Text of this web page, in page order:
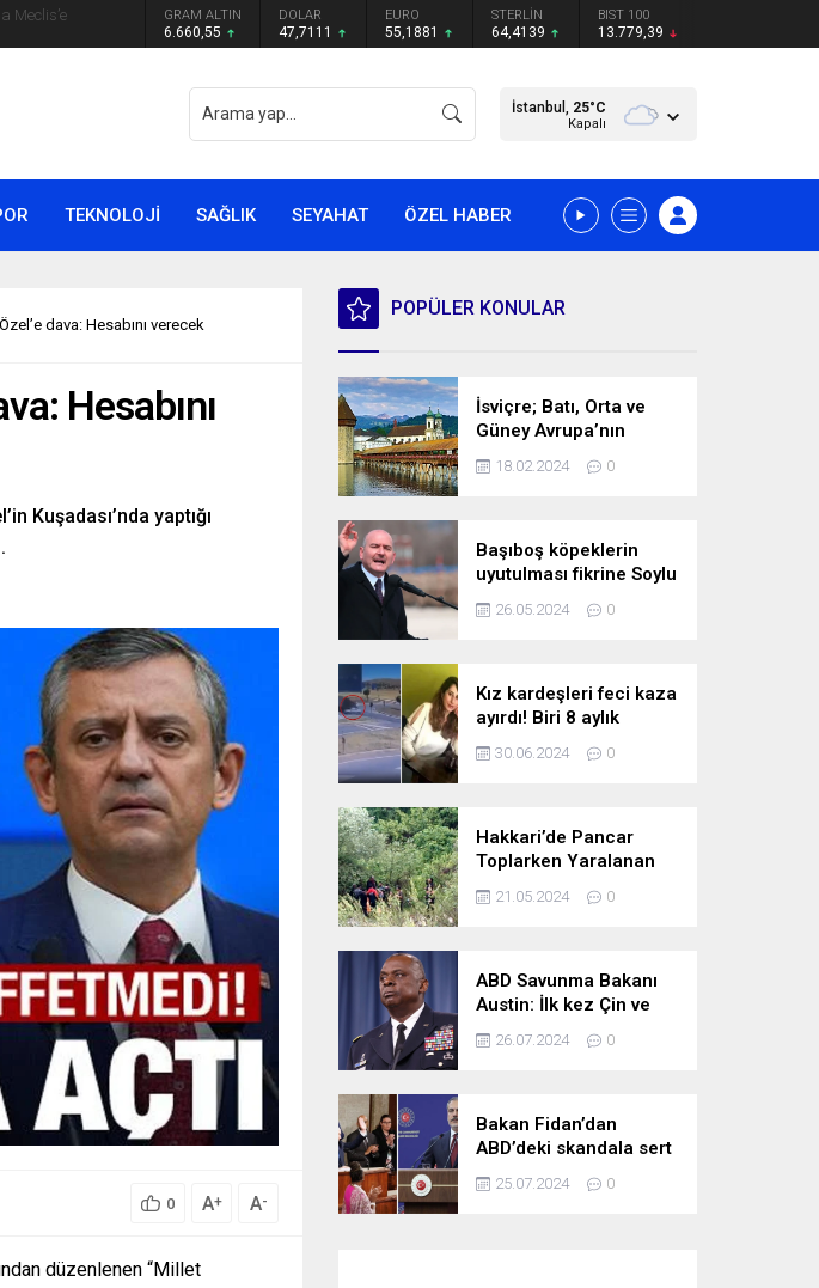
GRAM ALTIN
6.660,55
DOLAR
47,7111
EURO
55,1881
STERLİN
64,4139
BIST 100
13.779,39
İstanbul, 25°C
Kapalı
TEKNOLOJİ SAĞLIK SEYAHAT ÖZEL HABER
dava: Hesabını verecek
Hesabını
Kuşadası’nda yaptığı
0 A+ A-
düzenlenen “Millet
POPÜLER KONULAR
İsviçre; Batı, Orta ve
Güney Avrupa’nın
kesişme noktasında
bulunan bir ülke.
18.02.2024 0
Başıboş köpeklerin
uyutulması fikrine Soylu
da karşı çıktı: Gönlüm
razı değil
26.05.2024 0
Kız kardeşleri feci kaza
ayırdı! Biri 8 aylık
hamile iki kız kardeş
hayatını kaybetti
30.06.2024 0
Hakkari’de Pancar
Toplarken Yaralanan
Kadın İçin Kurtarma
Çalışmaları
21.05.2024 0
ABD Savunma Bakanı
Austin: İlk kez Çin ve
Rusya uçaklarının
birlikte uçtuğunu
26.07.2024 0
Bakan Fidan’dan
ABD’deki skandala sert
tepki: Netanyahu’yu
alkışlayanlar eli kanlı
25.07.2024 0